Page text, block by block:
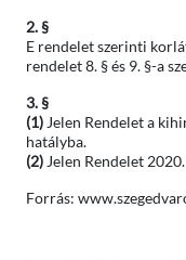
2. §
E rendelet szerinti
rendelet 8. § és 9. §-a
3. §
(1)Jelen Rendelet a
hatályba.
(2)Jelen Rendelet
Forrás: